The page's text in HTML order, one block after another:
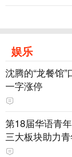
娱乐
沈腾的“龙餐馆
一字涨停
第18届华语青
三大板块助力